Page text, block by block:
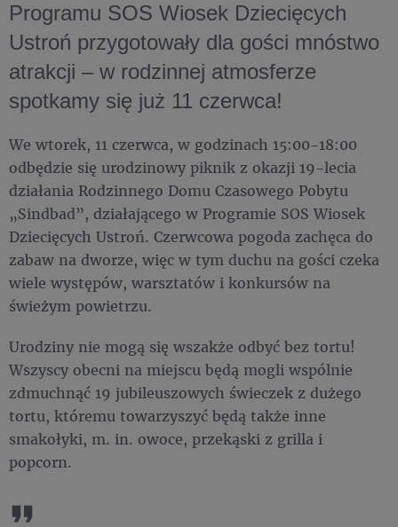
Programu SOS Wiosek Dziecięcych
Ustroń przygotowały dla gości mnóstwo
atrakcji – w rodzinnej atmosferze
spotkamy się już 11 czerwca!
We wtorek, 11 czerwca, w godzinach 15:00-18:00
odbędzie się urodzinowy piknik z okazji 19-lecia
działania Rodzinnego Domu Czasowego Pobytu
„Sindbad”, działającego w Programie SOS Wiosek
Dziecięcych Ustroń. Czerwcowa pogoda zachęca do
zabaw na dworze, więc w tym duchu na gości czeka
wiele występów, warsztatów i konkursów na
świeżym powietrzu.
Urodziny nie mogą się wszakże odbyć bez tortu!
Wszyscy obecni na miejscu będą mogli wspólnie
zdmuchnąć 19 jubileuszowych świeczek z dużego
tortu, któremu towarzyszyć będą także inne
smakołyki, m. in. owoce, przekąski z grilla i
popcorn.